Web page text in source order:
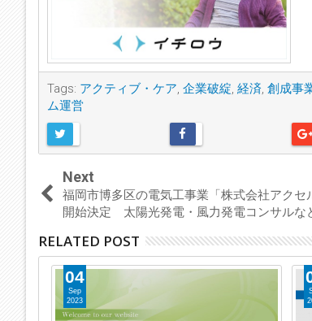
Tags: アクティブ・ケア, 企業破綻, 経済, 創成事
ム運営
Next
福岡市博多区の電気工事業「株式会社アクセ
開始決定 太陽光発電・風力発電コンサルな
RELATED POST
04
Sep
2023